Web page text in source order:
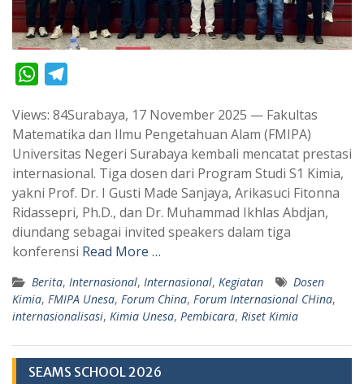
W
a
t
A
p
p
l
e
r
a
m
Views: 84Surabaya, 17 November 2025 — Fakultas
Matematika dan Ilmu Pengetahuan Alam (FMIPA)
Universitas Negeri Surabaya kembali mencatat prestasi
internasional. Tiga dosen dari Program Studi S1 Kimia,
yakni Prof. Dr. I Gusti Made Sanjaya, Arikasuci Fitonna
Ridassepri, Ph.D., dan Dr. Muhammad Ikhlas Abdjan,
diundang sebagai invited speakers dalam tiga
konferensi Read More …
Berita, Internasional, Internasional, Kegiatan
Dosen
Kimia, FMIPA Unesa, Forum China, Forum Internasional CHina,
internasionalisasi, Kimia Unesa, Pembicara, Riset Kimia
SEAMS SCHOOL 2026